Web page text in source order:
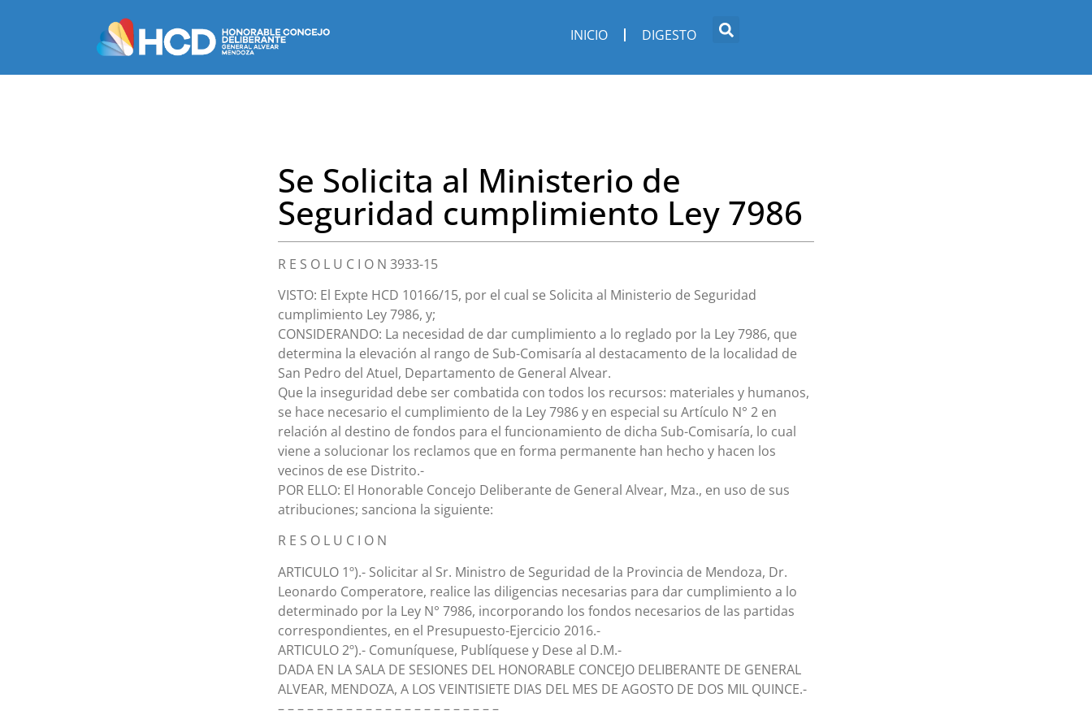
INICIO DIGESTO
Se Solicita al Ministerio de
Seguridad cumplimiento Ley 7986
R E S O L U C I O N 3933-15
VISTO: El Expte HCD 10166/15, por el cual se Solicita al Ministerio de Seguridad
cumplimiento Ley 7986, y;
CONSIDERANDO: La necesidad de dar cumplimiento a lo reglado por la Ley 7986, que
determina la elevación al rango de Sub-Comisaría al destacamento de la localidad de
San Pedro del Atuel, Departamento de General Alvear.
Que la inseguridad debe ser combatida con todos los recursos: materiales y humanos,
se hace necesario el cumplimiento de la Ley 7986 y en especial su Artículo N° 2 en
relación al destino de fondos para el funcionamiento de dicha Sub-Comisaría, lo cual
viene a solucionar los reclamos que en forma permanente han hecho y hacen los
vecinos de ese Distrito.-
POR ELLO: El Honorable Concejo Deliberante de General Alvear, Mza., en uso de sus
atribuciones; sanciona la siguiente:
R E S O L U C I O N
ARTICULO 1º).- Solicitar al Sr. Ministro de Seguridad de la Provincia de Mendoza, Dr.
Leonardo Comperatore, realice las diligencias necesarias para dar cumplimiento a lo
determinado por la Ley N° 7986, incorporando los fondos necesarios de las partidas
correspondientes, en el Presupuesto-Ejercicio 2016.-
ARTICULO 2º).- Comuníquese, Publíquese y Dese al D.M.-
DADA EN LA SALA DE SESIONES DEL HONORABLE CONCEJO DELIBERANTE DE GENERAL
ALVEAR, MENDOZA, A LOS VEINTISIETE DIAS DEL MES DE AGOSTO DE DOS MIL QUINCE.-
– – – – – – – – – – – – – – – – – – – – – – –